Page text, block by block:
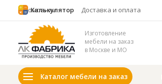
Изготовление
мебели на заказ
в Москве и МО
Каталог мебели на заказ
О компании Доставка и оплата
Калькулятор